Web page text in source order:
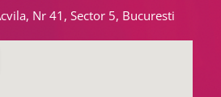
Nr 41, Sector 5, Bucuresti